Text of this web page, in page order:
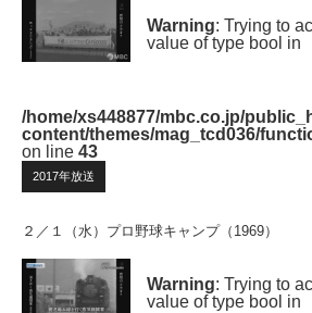
Warning: Trying to
value of type bool in
/home/xs448877/mbc.co.jp/
content/themes/mag_tcd036/
on line 43
2017年放送
２／１（水）プロ野球キャンプ（1969）
Warning: Trying to
value of type bool in